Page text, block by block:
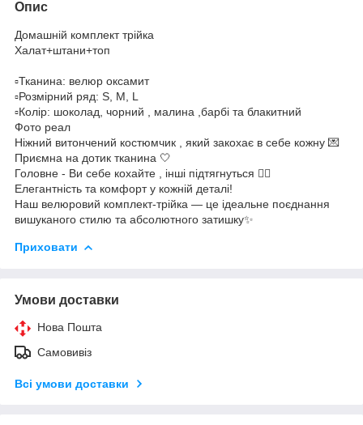
Опис
Домашній комплект трійка
Халат+штани+топ
▫Тканина: велюр оксамит
▫Розмірний ряд: S, M, L
▫Колір: шоколад, чорний , малина ,барбі та блакитний
Фото реал
Ніжний витончений костюмчик , який закохає в себе кожну 💌
Приємна на дотик тканина 🤍
Головне - Ви себе кохайте , інші підтягнуться ❤️‍🔥
Елегантність та комфорт у кожній деталі!
Наш велюровий комплект-трійка — це ідеальне поєднання
вишуканого стилю та абсолютного затишку✨
Приховати
Умови доставки
Нова Пошта
Самовивіз
Всі умови доставки